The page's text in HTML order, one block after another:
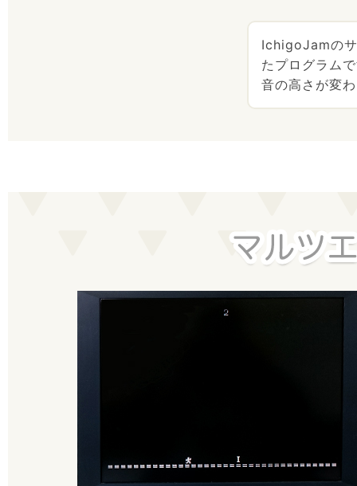
IchigoJamの
たプログラム
音の高さが変